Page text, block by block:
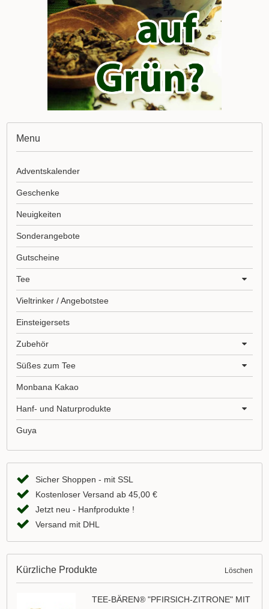
Menu
Adventskalender
Geschenke
Neuigkeiten
Sonderangebote
Gutscheine
Tee
Vieltrinker / Angebotstee
Einsteigersets
Zubehör
Süßes zum Tee
Monbana Kakao
Hanf- und Naturprodukte
Guya
Sicher Shoppen - mit SSL
Kostenloser Versand ab 45,00 €
Jetzt neu - Hanfprodukte !
Versand mit DHL
Kürzliche Produkte Löschen
TEE-BÄREN® "PFIRSICH-ZITRONE" MIT